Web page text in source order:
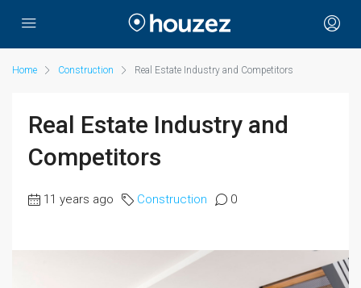
Home Construction Real Estate Industry and Competitors
Real Estate Industry and
Competitors
11 years ago Construction 0